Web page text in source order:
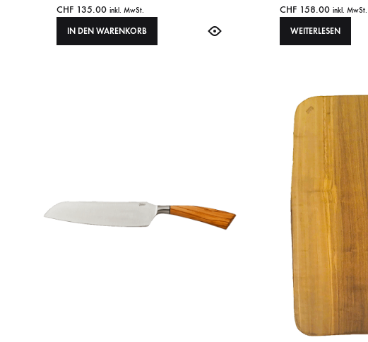
CHF 135.00 inkl. MwSt.
IN DEN WARENKORB
CHF 158.00 inkl. MwSt.
WEITERLESEN